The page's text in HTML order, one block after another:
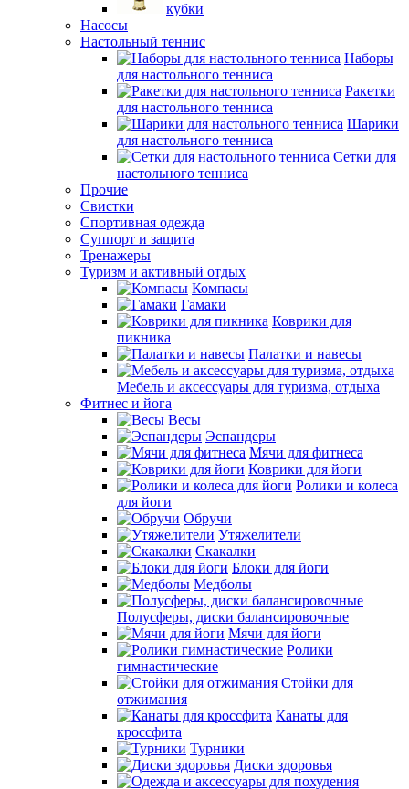
кубки
Насосы
Настольный теннис
Наборы
для настольного тенниса
Ракетки
для настольного тенниса
Шарики
для настольного тенниса
Сетки для
настольного тенниса
Прочие
Свистки
Спортивная одежда
Суппорт и защита
Тренажеры
Туризм и активный отдых
Компасы
Гамаки
Коврики для
пикника
Палатки и навесы
Мебель и аксессуары для туризма, отдыха
Фитнес и йога
Весы
Эспандеры
Мячи для фитнеса
Коврики для йоги
Ролики и колеса
для йоги
Обручи
Утяжелители
Скакалки
Блоки для йоги
Медболы
Полусферы, диски балансировочные
Мячи для йоги
Ролики
гимнастические
Стойки для
отжимания
Канаты для
кроссфита
Турники
Диски здоровья